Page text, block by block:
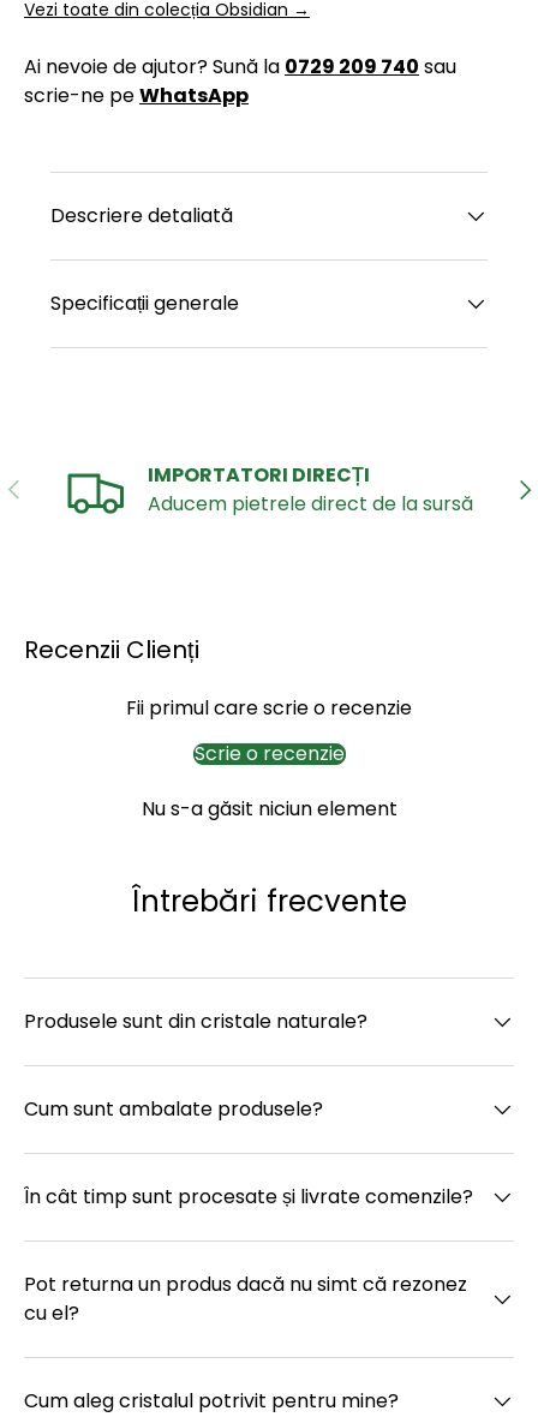
Vezi toate din colecția Obsidian →
Ai nevoie de ajutor? Sună la 0729 209 740 sau
scrie-ne peWhatsApp
Descriere detaliată
Specificații generale
ANTERIOR
IMPORTATORI DIRECȚI
Aducem pietrele direct de la sursă
Recenzii Clienți
Fii primul care scrie o recenzie
Scrie o recenzie
Nu s-a găsit niciun element
Întrebări frecvente
Produsele sunt din cristale naturale?
Cum sunt ambalate produsele?
În cât timp sunt procesate și livrate comenzile?
Pot returna un produs dacă nu simt că rezonez
cu el?
Cum aleg cristalul potrivit pentru mine?